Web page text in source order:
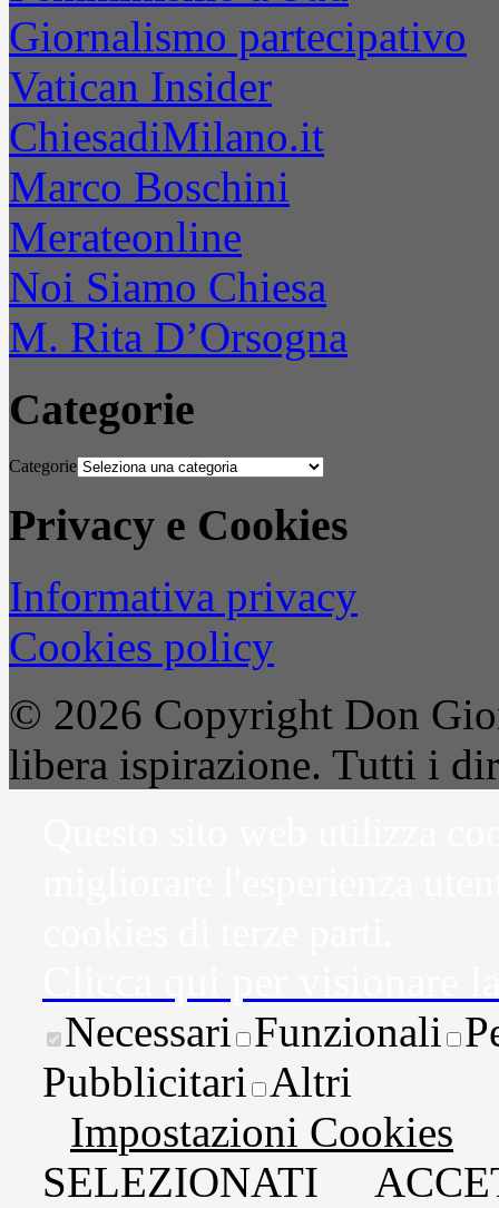
Giornalismo partecipativo
Vatican Insider
ChiesadiMilano.it
Marco Boschini
Merateonline
Noi Siamo Chiesa
M. Rita D’Orsogna
Categorie
Categorie
Privacy e Cookies
Informativa privacy
Cookies policy
© 2026 Copyright Don
libera ispirazione. Tutti i
Necessari Funzionali
Pubblicitari Altri
Impostazioni Cookies
SELEZIONATI